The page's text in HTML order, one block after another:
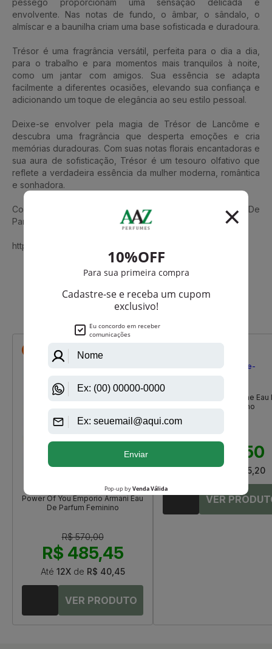
pêssego proporcionam uma sensação delicada e
envolvente. Nas notas de fundo, o âmbar, o sândalo, o
almíscar e a baunilha criam uma base sofisticada e duradoura.
Trésor é uma fragrância versátil, perfeita para o dia a dia,
para o trabalho e para momentos mais tranquilos à noite,
como um jantar com amigos. Sua essência se adapta
facilmente a diferentes ocasiões, elevando sua confiança e
adicionando um toque de elegância ao seu estilo pessoal.
Deixe-se envolver pela magia de Trésor de Lancôme e
descubra uma fragrância que desperta emoções e cria
memórias duradouras. Com suas notas florais encantadoras e
sua aura de sofisticação, Trésor é um tesouro olfativo que
reflete a verdadeira essência da mulher moderna, romântica
e sonhadora.
Conheça também La Vie Est Belle Iris Absolu Lancôme Eau De
Parfum Feminino
https://www.aazperfumes.com.br/Lancome
Que viu, viu também
-R$ 84,55
Giorgio Armani
Power Of You Emporio Armani Eau
De Parfum Feminino
R$ 570,00
R$ 485,45
Até 12Xde R$ 40,45
Bvlgari Omnia Crystalline Eau
Toilette Feminino
R$ 902,50
R$ 75,20